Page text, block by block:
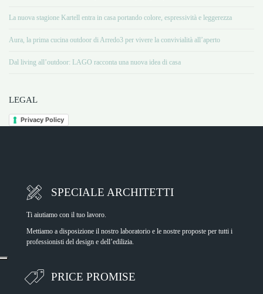
La nuova stagione Kartell entra in casa portando colore, espressività e leggerezza
Aura, la prima cucina outdoor di Arredo3 per vivere la convivialità all’aperto
Dal living all’outdoor: LAGO racconta una nuova idea di casa
LEGAL
Privacy Policy
SPECIALE ARCHITETTI
Ti aiutiamo con il tuo lavoro.
Mettiamo a disposizione il nostro laboratorio e le nostre proposte per tutti i
professionisti del design e dell’edilizia.
PRICE PROMISE